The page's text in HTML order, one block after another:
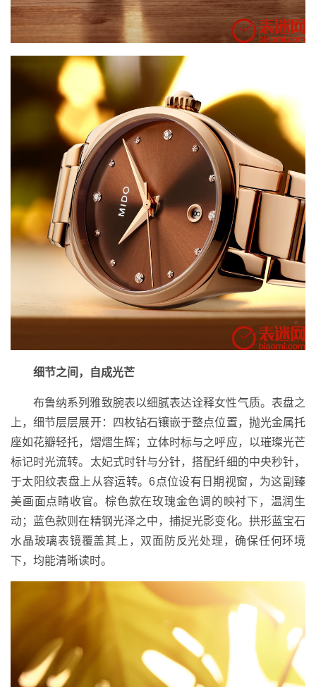
细节之间，自成光芒
布鲁纳系列雅致腕表以细腻表达诠释女性气质。表盘之
上，细节层层展开：四枚钻石镶嵌于整点位置，抛光金属托
座如花瓣轻托，熠熠生辉；立体时标与之呼应，以璀璨光芒
标记时光流转。太妃式时针与分针，搭配纤细的中央秒针，
于太阳纹表盘上从容运转。6点位设有日期视窗，为这副臻
美画面点睛收官。棕色款在玫瑰金色调的映衬下，温润生
动；蓝色款则在精钢光泽之中，捕捉光影变化。拱形蓝宝石
水晶玻璃表镜覆盖其上，双面防反光处理，确保任何环境
下，均能清晰读时。